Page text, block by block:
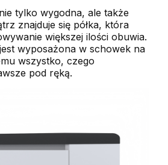
tylko wygodna, ale także
znajduje się półka, która
większej ilości obuwia.
wyposażona w schowek na
wszystko, czego
pod ręką.